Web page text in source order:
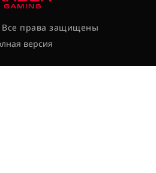
Все права защищены
версия